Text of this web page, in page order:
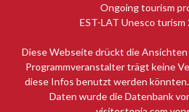
Ongoing tourism
EST-LAT Unesco
Diese Webseite drückt die Ansichten
Programmveranstalter trägt keine
diese Infos benutzt werden
Daten wurde die Datenbank